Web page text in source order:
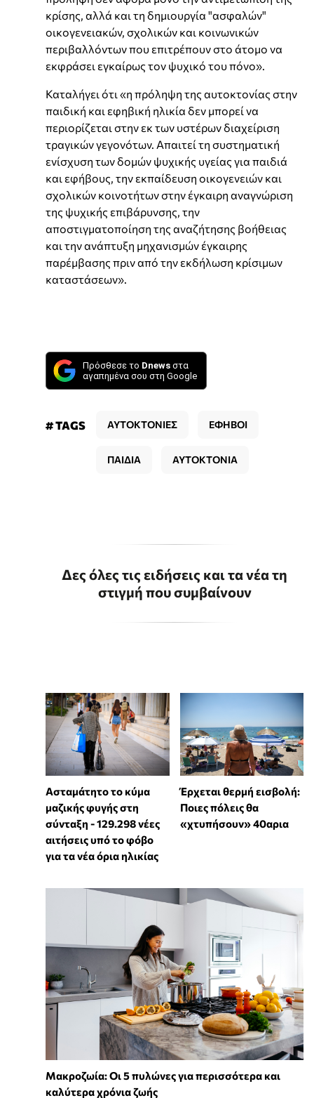
κρίσης, αλλά και τη δημιουργία "ασφαλών"
οικογενειακών, σχολικών και κοινωνικών
περιβαλλόντων που επιτρέπουν στο άτομο να
εκφράσει εγκαίρως τον ψυχικό του πόνο».
Καταλήγει ότι «η πρόληψη της αυτοκτονίας στην
παιδική και εφηβική ηλικία δεν μπορεί να
περιορίζεται στην εκ των υστέρων διαχείριση
τραγικών γεγονότων. Απαιτεί τη συστηματική
ενίσχυση των δομών ψυχικής υγείας για παιδιά
και εφήβους, την εκπαίδευση οικογενειών και
σχολικών κοινοτήτων στην έγκαιρη αναγνώριση
της ψυχικής επιβάρυνσης, την
αποστιγματοποίηση της αναζήτησης βοήθειας
και την ανάπτυξη μηχανισμών έγκαιρης
παρέμβασης πριν από την εκδήλωση κρίσιμων
καταστάσεων».
Πρόσθεσε το Dnews στα
αγαπημένα σου στη Google
# TAGS ΑΥΤΟΚΤΟΝΙΕΣ ΕΦΗΒΟΙ
ΠΑΙΔΙΑ ΑΥΤΟΚΤΟΝΙΑ
Δες όλες τις ειδήσεις και τα νέα τη
στιγμή που συμβαίνουν
Ασταμάτητο το κύμα
μαζικής φυγής στη
σύνταξη - 129.298 νέες
αιτήσεις υπό το φόβο
για τα νέα όρια ηλικίας
Έρχεται θερμή εισβολή:
Ποιες πόλεις θα
«χτυπήσουν» 40αρια
Mακροζωία: Οι 5 πυλώνες για περισσότερα και
καλύτερα χρόνια ζωής